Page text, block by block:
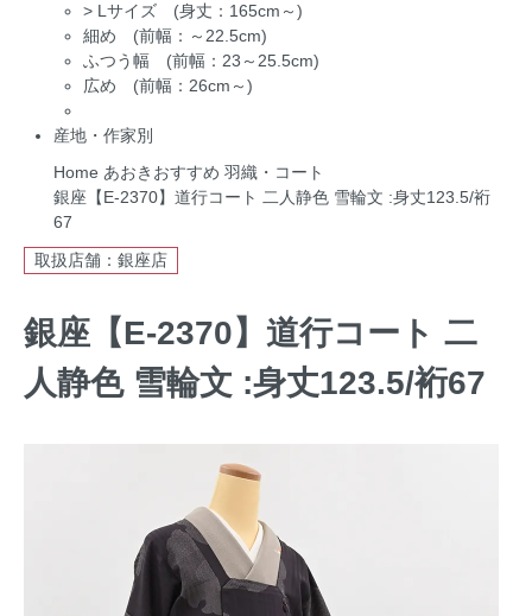
> Lサイズ (身丈：165cm～)
細め (前幅：～22.5cm)
ふつう幅 (前幅：23～25.5cm)
広め (前幅：26cm～)
産地・作家別
Home あおきおすすめ 羽織・コート
銀座【E-2370】道行コート 二人静色 雪輪文 :身丈123.5/裄
67
取扱店舗：銀座店
銀座【E-2370】道行コート 二
人静色 雪輪文 :身丈123.5/裄67